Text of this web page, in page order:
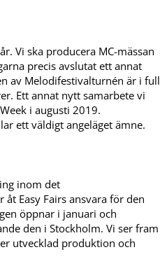
Vi ska producera MC-mässan
precis avslutat ett annat
av Melodifestivalturnén är i full
Ett annat nytt samarbete vi
i augusti 2019.
ett väldigt angeläget ämne.
inom det
Easy Fairs ansvara för den
öppnar i januari och
den i Stockholm. Vi ser fram
utvecklad produktion och